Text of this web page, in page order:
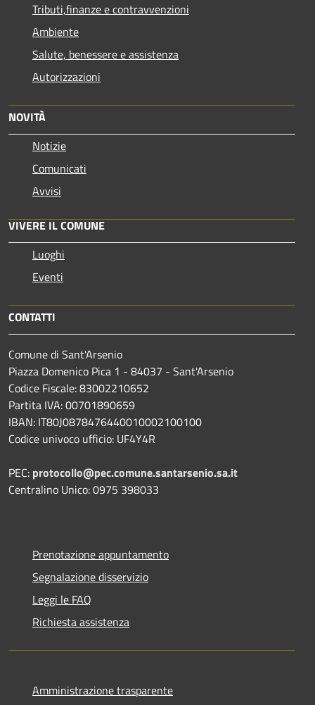
Tributi,finanze e contravvenzioni
Ambiente
Salute, benessere e assistenza
Autorizzazioni
NOVITÀ
Notizie
Comunicati
Avvisi
VIVERE IL COMUNE
Luoghi
Eventi
CONTATTI
Comune di Sant'Arsenio
Piazza Domenico Pica 1 - 84037 - Sant'Arsenio
Codice Fiscale: 83002210652
Partita IVA: 00701890659
IBAN: IT80J0878476440010002100100
Codice univoco ufficio: UF4Y4R
PEC: protocollo@pec.comune.santarsenio.sa.it
Centralino Unico: 0975 398033
Prenotazione appuntamento
Segnalazione disservizio
Leggi le FAQ
Richiesta assistenza
Amministrazione trasparente